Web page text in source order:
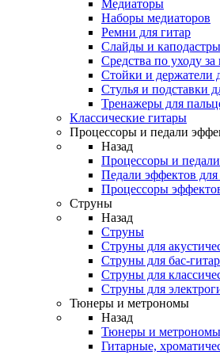
Медиаторы
Наборы медиаторов
Ремни для гитар
Слайды и каподастры
Средства по уходу
Стойки и держатели
Стулья и подставки
Тренажеры для
Классические гитары
Процессоры и педали
Назад
Процессоры и
Педали эффектов для
Процессоры
Струны
Назад
Струны
Струны для
Струны для бас-гитар
Струны для
Струны для
Тюнеры и метрономы
Назад
Тюнеры и метрономы
Гитарные,